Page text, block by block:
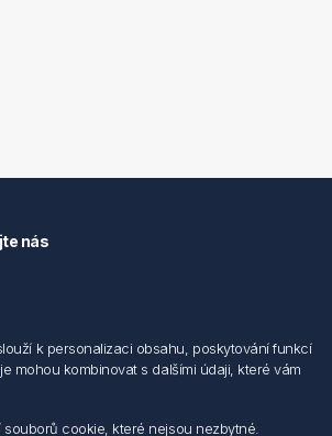
nás
k personalizaci obsahu, poskytování funkcí
mohou kombinovat s dalšími údaji, které vám
cookie, které nejsou nezbytné.